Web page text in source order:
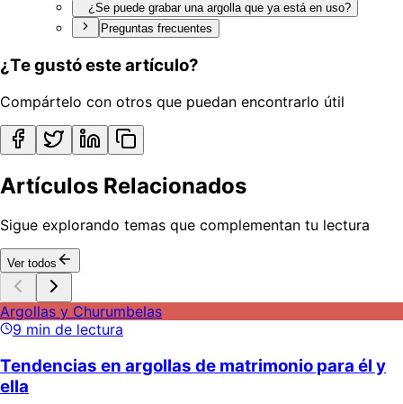
¿Se puede grabar una argolla que ya está en uso?
Preguntas frecuentes
¿Te gustó este artículo?
Compártelo con otros que puedan encontrarlo útil
Artículos Relacionados
Sigue explorando temas que complementan tu lectura
Ver todos
Argollas y Churumbelas
9 min de lectura
Tendencias en argollas de matrimonio para él y
ella